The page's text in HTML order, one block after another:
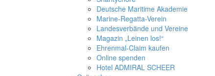
Deutsche Maritime Akademie
Marine-Regatta-Verein
Landesverbände und Vereine
Magazin „Leinen los!“
Ehrenmal-Claim kaufen
Online spenden
Hotel ADMIRAL SCHEER